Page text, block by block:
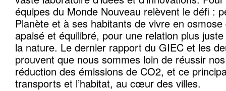
équipes du Monde Nouveau relèvent le défi :
Planète et à ses habitants de vivre en
apaisé et équilibré, pour une relation plus
la nature. Le dernier rapport du GIEC et les
prouvent que nous sommes loin de réussir
réduction des émissions de CO2, et ce
transports et l’habitat, au cœur des villes.